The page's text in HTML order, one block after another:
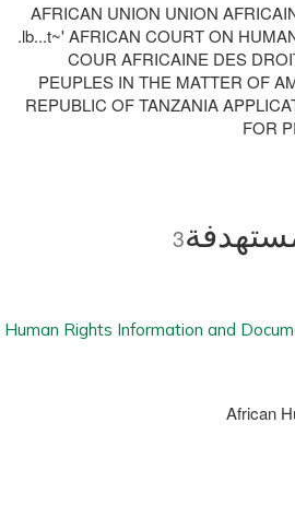
AFRICAN UNION UNION
.lb...t~' AFRICAN COURT ON
COUR AFRICAINE DES
PEUPLES IN THE MATTER OF
REPUBLIC OF TANZANIA
FOR
3
African